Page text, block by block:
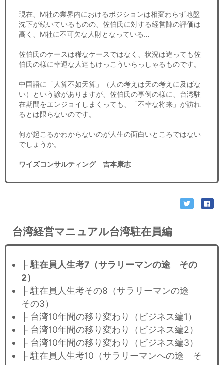
現在、M社の業界内におけるポジションは相変わらず地盤
沈下が続いているものの、佐伯氏に対する経営陣の評価は
高く、M社に不可欠な人財となっている…
佐伯氏のケースは稀なケースではなく、状況は違っても佐
伯氏の様に幸運な人達もけっこういらっしゃるものです。
中国語に「人算不如天算」（人の考えは天の考えに及ばな
い）という諺がありますが、佐伯氏の事例の様に、台湾駐
在期間をエンジョイしまくっても、「不幸な将来」が訪れ
るとは限らないのです。
何が起こるかわからないのが人生の面白いところではない
でしょうか。
ワイズコンサルティング 吉本康志
台湾経営マニュアル台湾駐在員編
├ 駐在員人生考7（サラリーマンの途 その
2）
├ 駐在員人生考その8（サラリーマンの途
その3）
├ 台湾10年間の移り変わり（ビジネス編1）
├ 台湾10年間の移り変わり（ビジネス編2）
├ 台湾10年間の移り変わり（ビジネス編3）
├ 駐在員人生考10（サラリーマンへの途 そ